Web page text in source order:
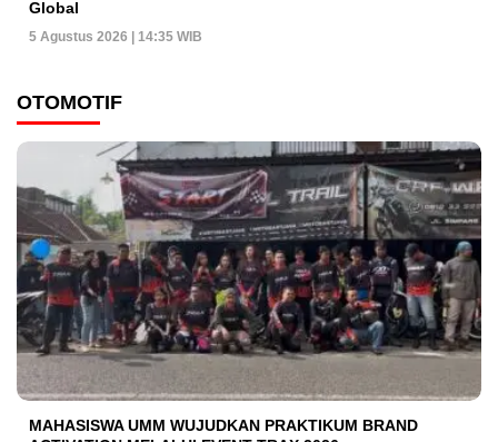
Global
5 Agustus 2026 | 14:35 WIB
OTOMOTIF
MAHASISWA UMM WUJUDKAN PRAKTIKUM BRAND